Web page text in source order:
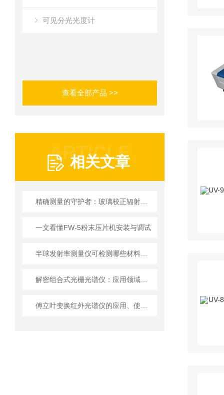
可见分光光度计
查看全部产品 >>
ARTICLE
相关文章
一文看懂FW-5粉末压片机安装与调试